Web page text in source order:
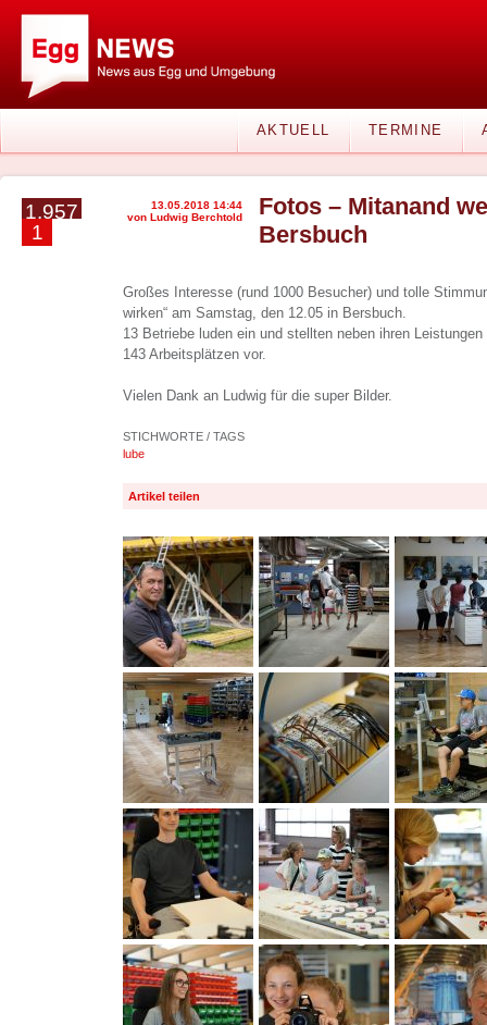
AKTUELL TERMINE
1.957
1
13.05.2018 14:44
von Ludwig Berchtold
Fotos – Mitanand
Bersbuch
Großes Interesse (rund 1000 Besucher) und tolle
wirken“ am Samstag, den 12.05 in Bersbuch.
13 Betriebe luden ein und stellten neben ihren
143 Arbeitsplätzen vor.
Vielen Dank an Ludwig für die super Bilder.
STICHWORTE / TAGS
lube
Artikel teilen